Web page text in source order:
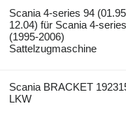
Scania 4-series 94
12.04) für Scania 4-series
(1995-2006)
Sattelzugmaschine
Scania BRACKET
LKW